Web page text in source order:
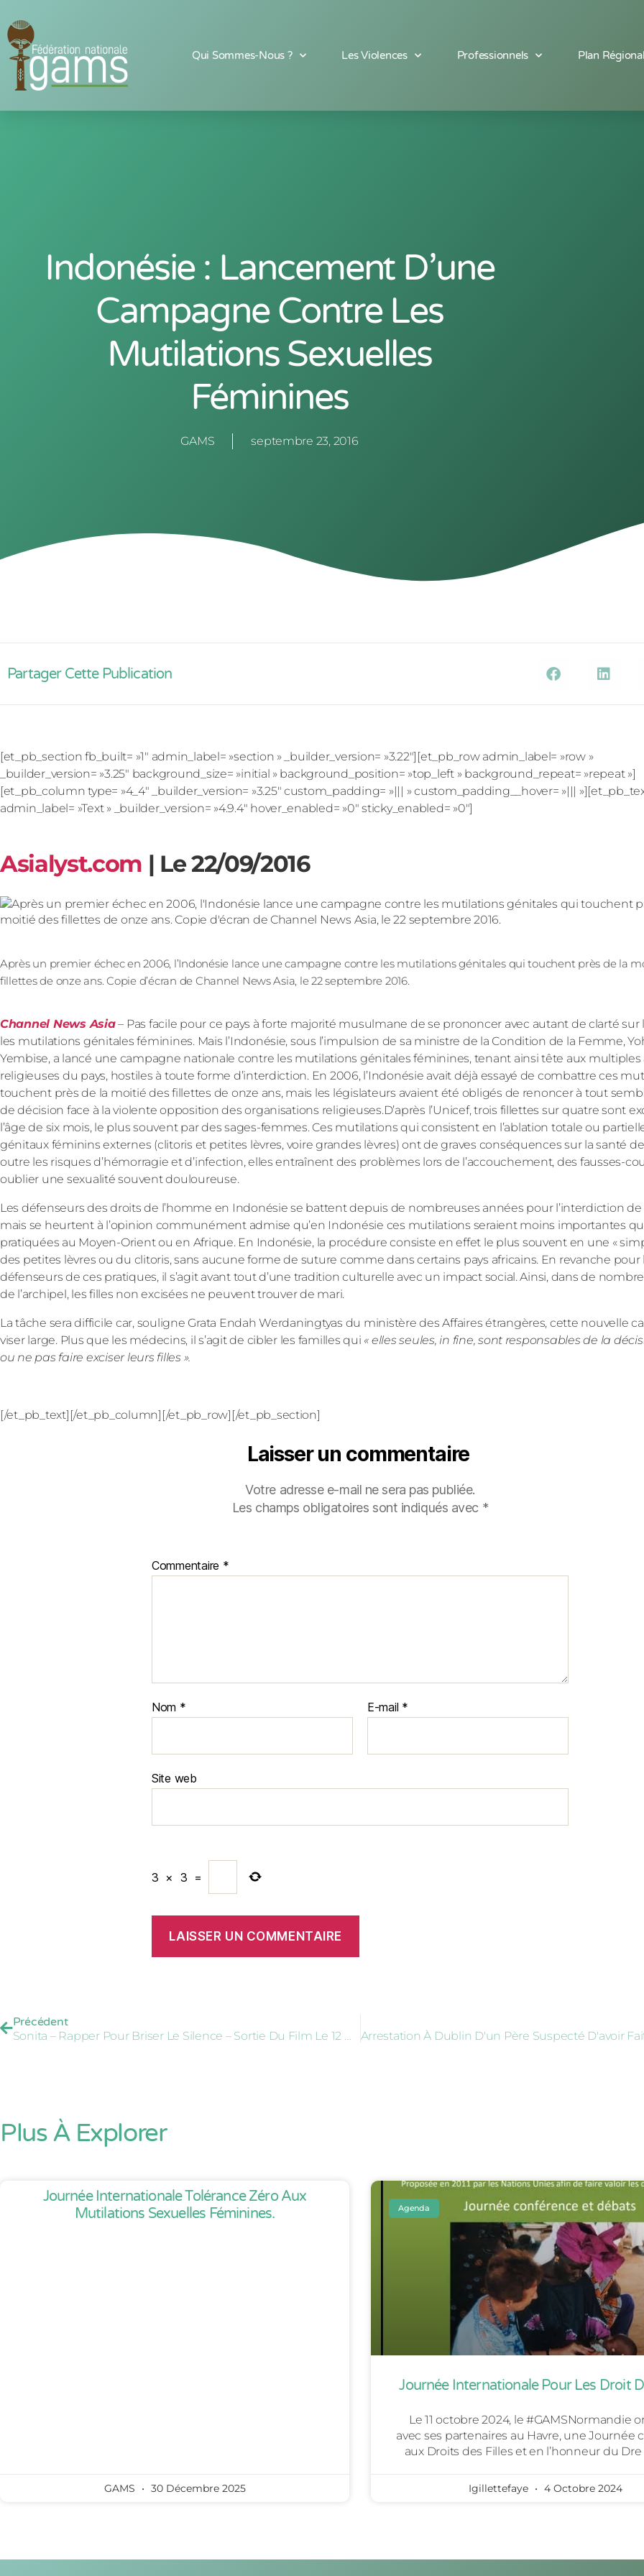
Qui Sommes-Nous ? Les Violences Professionnels Plan
Indonésie : Lancement D’une
Campagne Contre Les
Mutilations Sexuelles
Féminines
GAMS septembre 23, 2016
Partager Cette Publication
[et_pb_section fb_built= »1″ admin_label= »section » _builder_version= »3.22″][et_pb_row admin_label= »row »
_builder_version= »3.25″ background_size= »initial » background_position= »top_left » background_repeat= »repeat »]
[et_pb_column type= »4_4″ _builder_version= »3.25″ custom_padding= »||| » custom_padding__hover= »|||
admin_label= »Text » _builder_version= »4.9.4″ hover_enabled= »0″ sticky_enabled= »0″]
Asialyst.com | Le 22/09/2016
Après un premier échec en 2006, l’Indonésie lance une campagne contre les mutilations génitales qui touchent près de la
fillettes de onze ans. Copie d’écran de Channel News Asia, le 22 septembre 2016.
Channel News Asia– Pas facile pour ce pays à forte majorité musulmane de se prononcer avec autant de clarté sur
les mutilations génitales féminines. Mais l’Indonésie, sous l’impulsion de sa ministre de la Condition de la Femme,
Yembise, a lancé une campagne nationale contre les mutilations génitales féminines, tenant ainsi tête aux multiples
religieuses du pays, hostiles à toute forme d’interdiction. En 2006, l’Indonésie avait déjà essayé de combattre ces
touchent près de la moitié des fillettes de onze ans, mais les législateurs avaient été obligés de renoncer à tout
de décision face à la violente opposition des organisations religieuses.D’après l’Unicef, trois fillettes sur quatre sont
l’âge de six mois, le plus souvent par des sages-femmes. Ces mutilations qui consistent en l’ablation totale ou
génitaux féminins externes (clitoris et petites lèvres, voire grandes lèvres) ont de graves conséquences sur la santé
outre les risques d’hémorragie et d’infection, elles entraînent des problèmes lors de l’accouchement, des fausses-
oublier une sexualité souvent douloureuse.
Les défenseurs des droits de l’homme en Indonésie se battent depuis de nombreuses années pour l’interdiction de
mais se heurtent à l’opinion communément admise qu’en Indonésie ces mutilations seraient moins importantes
pratiquées au Moyen-Orient ou en Afrique. En Indonésie, la procédure consiste en effet le plus souvent en une «
des petites lèvres ou du clitoris, sans aucune forme de suture comme dans certains pays africains. En revanche pour
défenseurs de ces pratiques, il s’agit avant tout d’une tradition culturelle avec un impact social. Ainsi, dans de
de l’archipel, les filles non excisées ne peuvent trouver de mari.
La tâche sera difficile car, souligne Grata Endah Werdaningtyas du ministère des Affaires étrangères, cette nouvelle
viser large. Plus que les médecins, il s’agit de cibler les familles qui « elles seules, in fine, sont responsables de la
ou ne pas faire exciser leurs filles ».
[/et_pb_text][/et_pb_column][/et_pb_row][/et_pb_section]
Laisser un commentaire
Votre adresse e-mail ne sera pas publiée.
Les champs obligatoires sont indiqués avec *
Commentaire *
Nom * E-mail *
Site web
3 × 3 =
Précédent
Sonita – Rapper Pour Briser Le Silence – Sortie Du Film Le 12 Octobre
Plus À Explorer
Journée Internationale Tolérance Zéro Aux
Mutilations Sexuelles Féminines.
GAMS 30 Décembre 2025
Agenda
Journée Internationale Pour Les Droit
Le 11 octobre 2024, le #GAMSNormandie
avec ses partenaires au Havre, une Journée
aux Droits des Filles et en l’honneur du
Igillettefaye 4 Octobre 2024